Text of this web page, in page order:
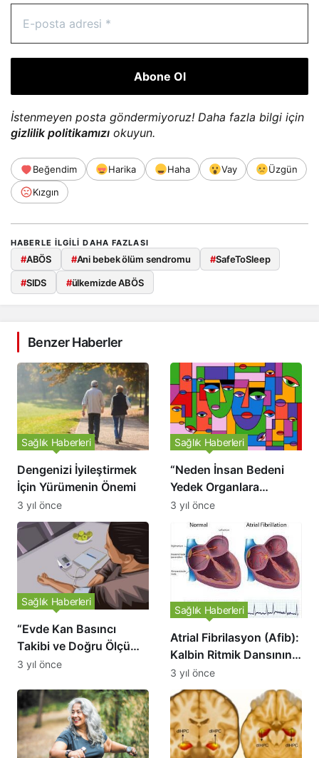
İstenmeyen posta göndermiyoruz! Daha fazla bilgi için
gizlilik politikamızı okuyun.
Beğendim Harika Haha Vay
Üzgün
Kızgın
HABERLE ILGILI DAHA FAZLASI
#ABÖS #Ani bebek ölüm sendromu #SafeToSleep
#SIDS #ülkemizde ABÖS
Benzer Haberler
Dengenizi İyileştirmek
İçin Yürümenin Önemi
Sağlık Haberleri
3 yıl önce
“Neden İnsan Bedeni
Yedek Organlara
Sahip?”
Sağlık Haberleri
3 yıl önce
“Evde Kan Basıncı
Takibi ve Doğru Ölçüm
İpuçları” Bu başlık
evde izlemenin önemini
ve doğru ölçüm
yapmanın ipuçlarını
açıklıyoruz. Kan
Sağlık Haberleri
3 yıl önce
Atrial Fibrilasyon (Afib):
Kalbin Ritmik Dansının
Bozulması
Sağlık Haberleri
3 yıl önce